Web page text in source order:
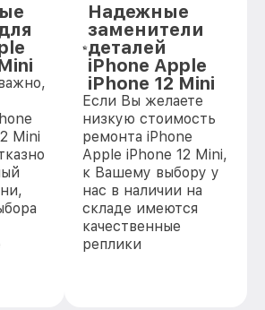
Mini
Надежные
заменители
деталей
iPhone Apple
iPhone 12 Mini
Если Вы желаете
низкую стоимость
ремонта iPhone
Apple iPhone 12 Mini,
к Вашему выбору у
нас в наличии на
складе имеются
качественные
реплики